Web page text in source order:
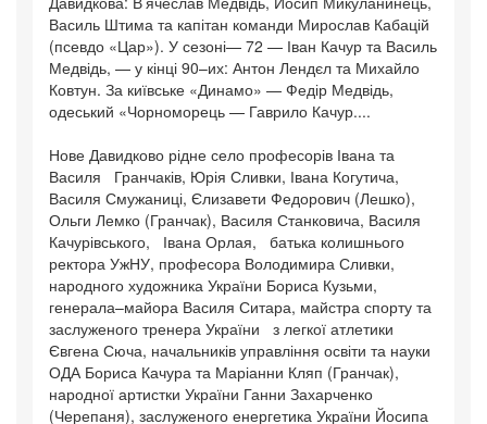
Василь Штима та капітан команди Мирослав Кабацій
(псевдо «Цар»). У сезоні— 72 — Іван Качур та Василь
Медвідь, — у кінці 90–их: Антон Лендєл та Михайло
Ковтун. За київське «Динамо» — Федір Медвідь,
одеський «Чорноморець — Гаврило Качур....
Нове Давидково рідне село професорів Івана та
Василя Гранчаків, Юрія Сливки, Івана Когутича,
Василя Смужаниці, Єлизавети Федорович (Лешко),
Ольги Лемко (Гранчак), Василя Станковича, Василя
Качурівського, Івана Орлая, батька колишнього
ректора УжНУ, професора Володимира Сливки,
народного художника України Бориса Кузьми,
генерала–майора Василя Ситара, майстра спорту та
заслуженого тренера України з легкої атлетики
Євгена Сюча, начальників управління освіти та науки
ОДА Бориса Качура та Маріанни Кляп (Гранчак),
народної артистки України Ганни Захарченко
(Черепаня), заслуженого енергетика України Йосипа